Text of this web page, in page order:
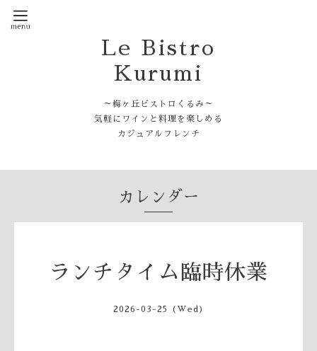
Le Bistro
Kurumi
～梅ヶ丘ビストロくるみ～
気軽にワインと料理を楽しめる
カジュアルフレンチ
カレンダー
ランチタイム臨時休業
2026-03-25 (Wed)